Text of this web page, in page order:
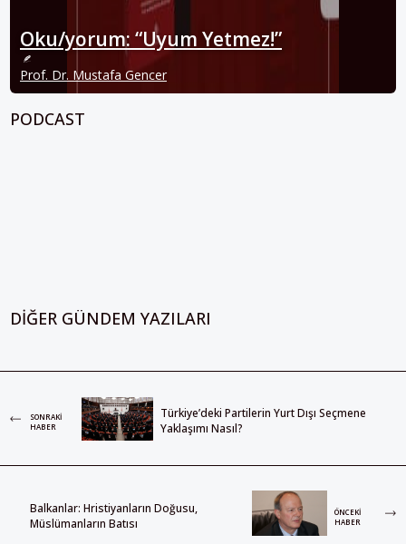
Oku/yorum: “Uyum Yetmez!”
Prof. Dr. Mustafa Gencer
PODCAST
DIĞER GÜNDEM YAZILARI
SONRAKI
HABER
Türkiye’deki Partilerin Yurt Dışı Seçmene
Yaklaşımı Nasıl?
Balkanlar: Hristiyanların Doğusu,
Müslümanların Batısı
ÖNCEKI
HABER